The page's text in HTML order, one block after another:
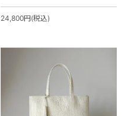
24,800円(税込)